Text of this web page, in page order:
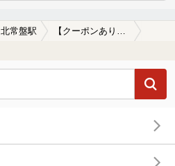
北常盤駅 【クーポンあり】子連れOKな北常盤駅近くの温泉、日帰り温泉、スーパー銭湯おすすめ